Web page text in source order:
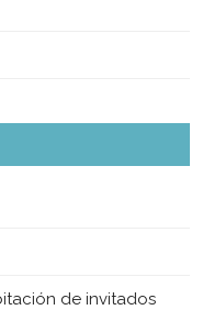
de invitados